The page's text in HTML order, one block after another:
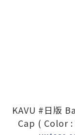
KAVU #日版
Cap ( Color :